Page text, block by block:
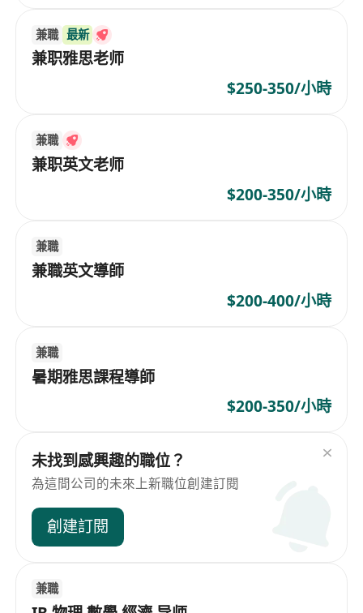
兼職 最新
兼职雅思老师
$250-350/小時
兼職
兼职英文老师
$200-350/小時
兼職
兼職英文導師
$200-400/小時
兼職
暑期雅思課程導師
$200-350/小時
未找到感興趣的職位？
為這間公司的未來上新職位創建訂閱
創建訂閱
兼職